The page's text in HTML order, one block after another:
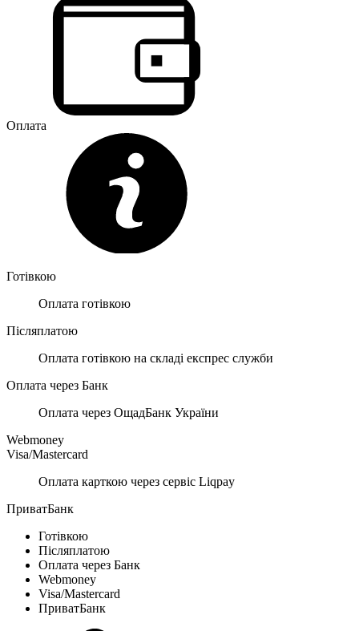
Оплата
Готівкою
Оплата готівкою
Післяплатою
Оплата готівкою на складі експрес служби
Оплата через Банк
Оплата через ОщадБанк України
Webmoney
Visa/Mastercard
Оплата карткою через сервіс Liqpay
ПриватБанк
Готівкою
Післяплатою
Оплата через Банк
Webmoney
Visa/Mastercard
ПриватБанк